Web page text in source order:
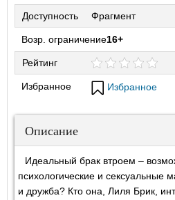
Доступность Фрагмент
Возр. ограничение16+
Рейтинг
Избранное Избранное
Описание
Идеальный брак втроем –
психологические и сексуальные
и дружба? Кто она, Лиля Брик,